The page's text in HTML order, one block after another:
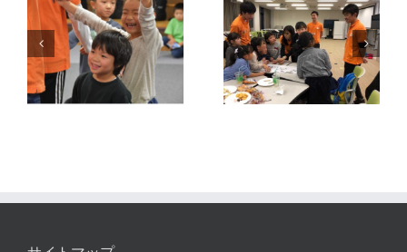
第20回もくも
く大作戦 ～も
くもく探検隊
～ 実践報告
第19回もくも
く大作戦 ～も
くもくハロウ
ィンパーティ